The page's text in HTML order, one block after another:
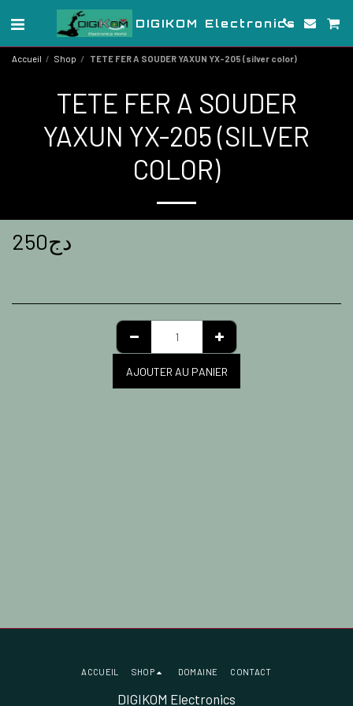
DIGIKOM Electronics
Accueil Shop TETE FER A SOUDER YAXUN YX-205 (silver color)
TETE FER A SOUDER
YAXUN YX-205 (SILVER
COLOR)
250دج
AJOUTER AU PANIER
DIGIKOM Electronics
ACCUEIL SHOP DOMAINE CONTACT